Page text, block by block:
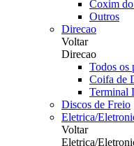
Coxim
Outros
Direcao
Voltar
Direcao
Todos os
Coifa de
Terminal
Discos de Freio
Eletrica/
Voltar
Eletrica/